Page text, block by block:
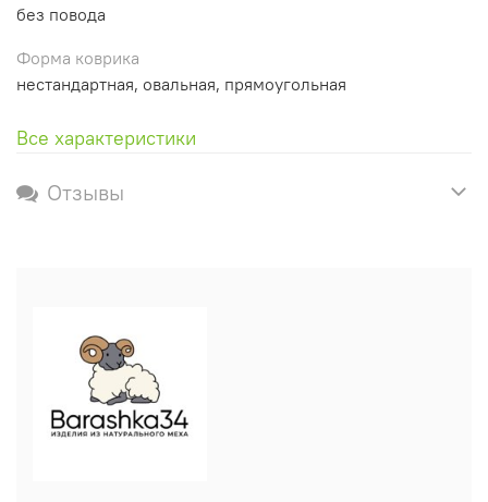
без повода
Форма коврика
нестандартная, овальная, прямоугольная
Все характеристики
Отзывы